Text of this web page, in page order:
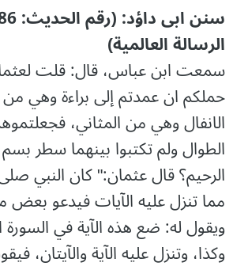
الرسالة العالمیة)
سمعت ابن عباس، قال: قلت
حملكم ان عمدتم إلى براءة وهي من
الانفال وهي من المثاني،
الطوال ولم تكتبوا بينهما سطر بسم
الرحيم؟ قال عثمان:" كان النبي
مما تنزل عليه الآيات فيدعو
ويقول له: ضع هذه الآية في السورة
وكذا، وتنزل عليه الآية والآيتان،